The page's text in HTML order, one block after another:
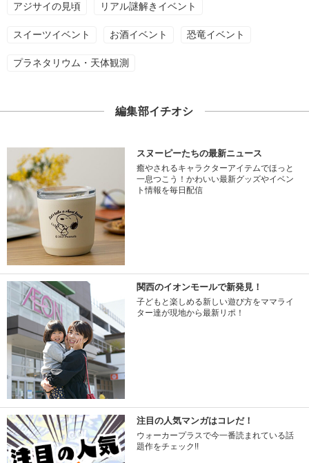
アジサイの見頃 リアル謎解きイベント
スイーツイベント お酒イベント 恐竜イベント
プラネタリウム・天体観測
編集部イチオシ
スヌーピーたちの最新ニュース
癒やされるキャラクターアイテムでほっと
一息つこう！かわいい最新グッズやイベン
ト情報を毎日配信
関西のイオンモールで新発見！
子どもと楽しめる新しい遊び方をママライ
ター達が現地から最新リポ！
注目の人気マンガはコレだ！
ウォーカープラスで今一番読まれている話
題作をチェック!!